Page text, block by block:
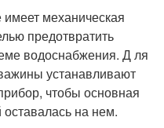
механическая
предотвратить
водоснабжения. Д ля
устанавливают
чтобы основная
на нем.